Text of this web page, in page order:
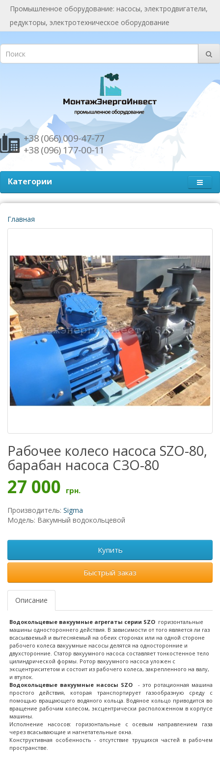
Промышленное оборудование: насосы, электродвигатели,
редукторы, электротехническое оборудование
+38 (066) 009-47-77
+38 (096) 177-00-11
Категории
Главная
Рабочее колесо насоса SZO-80,
барабан насоса СЗО-80
27 000 грн.
Производитель: Sigma
Модель: Вакумный водокольцевой
Купить
Быстрый заказ
Описание
Водокольцевые вакуумные агрегаты серии SZO горизонтальные
машины одностороннего действия. В зависимости от того является ли газ
всасываемый и вытесняемый на обеих сторонах или на одной стороне
рабочего колеса вакуумные насосы делятся на односторонние и
двухсторонние. Статор вакуумного насоса составляет тонкостенное тело
цилиндрической формы. Ротор вакуумного насоса уложен с
эксцентриситетом и состоит из рабочего колеса, закрепленного на валу,
и втулок.
Водокольцевые вакуумные насосы SZO - это ротационная машина
простого действия, которая транспортирует газообразную среду с
помощью вращающего водяного кольца. Водяное кольцо приводится во
вращение рабочим колесом, эксцентрически расположенном в корпусе
машины.
Исполнение насосов: горизонтальные с осевым направлением газа
через всасывающие и нагнетательные окна.
Конструктивная особенность - отсутствие трущихся частей в рабочем
пространстве.